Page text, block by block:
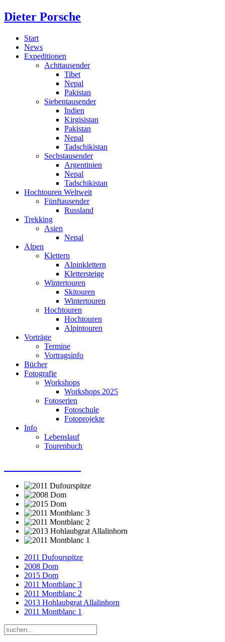
Dieter Porsche
Start
News
Expeditionen
Achttausender
Tibet
Nepal
Pakistan
Siebentausender
Indien
Kirgisistan
Pakistan
Nepal
Tadschikistan
Sechstausender
Argentinien
Nepal
Tadschikistan
Hochtouren Weltweit
Fünftausender
Russland
Trekking
Asien
Nepal
Alpen
Klettern
Alpinklettern
Klettersteige
Wintertouren
Skitouren
Wintertouren
Hochtouren
Hochtouren
Alpintouren
Vorträge
Termine
Vortragsinfo
Bücher
Fotografie
Workshops
Workshops 2025
Fotoserien
Fotoschule
Fotoprojekte
Info
Lebenslauf
Tourenbuch
2011 Dufourspitze
2008 Dom
2015 Dom
2011 Montblanc 3
2011 Montblanc 2
2013 Hohlaubgrat Allalinhorn
2011 Montblanc 1